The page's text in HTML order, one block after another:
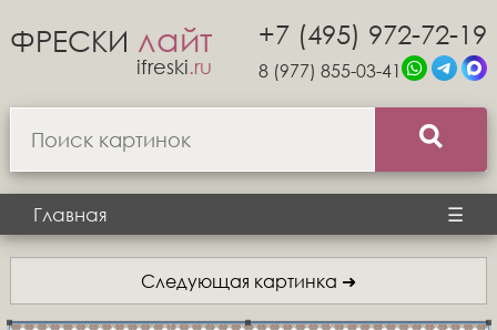
ФРЕСКИ лайт
ifreski.ru
+7 (495) 972-72-19
8 (977) 855-03-41
Главная ☰
Следующая картинка ➜